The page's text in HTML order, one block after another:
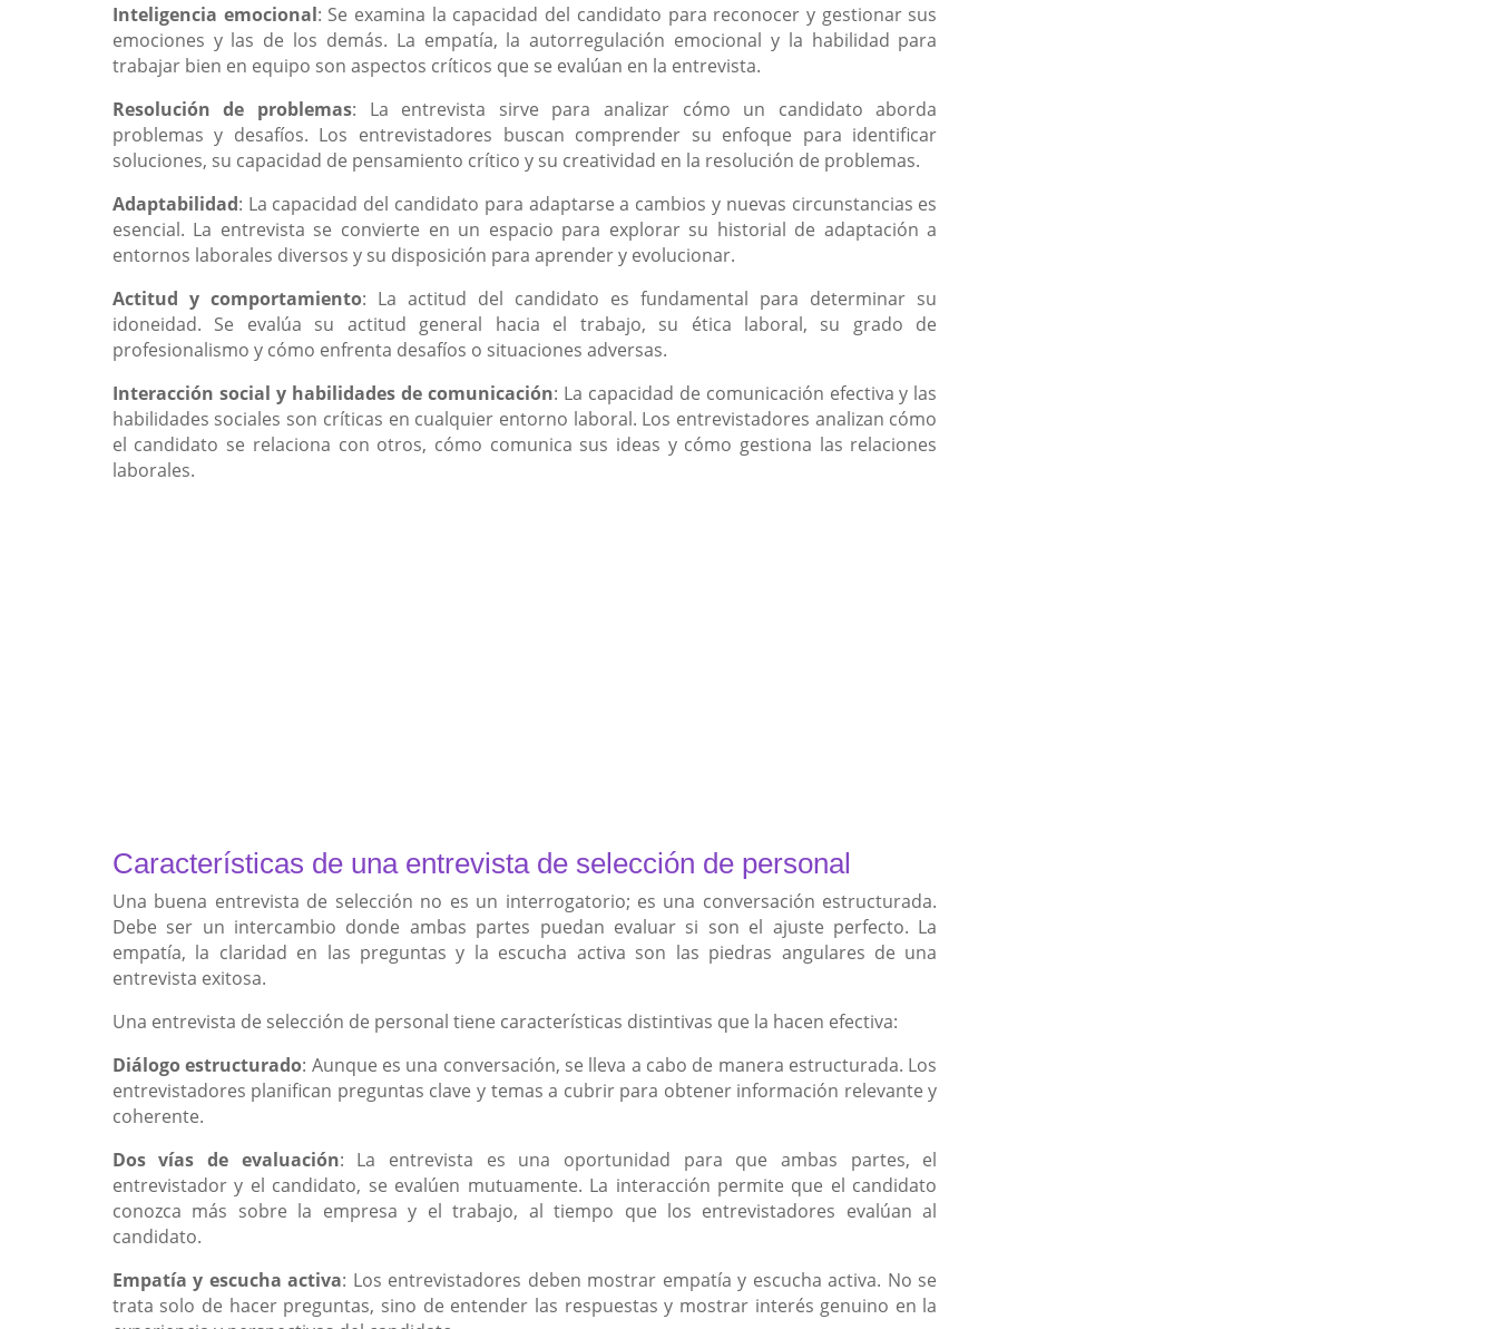
Inteligencia emocional: Se examina la capacidad del candidato para reconocer y gestionar sus
emociones y las de los demás. La empatía, la autorregulación emocional y la habilidad para
trabajar bien en equipo son aspectos críticos que se evalúan en la entrevista.
Resolución de problemas: La entrevista sirve para analizar cómo un candidato aborda
problemas y desafíos. Los entrevistadores buscan comprender su enfoque para identificar
soluciones, su capacidad de pensamiento crítico y su creatividad en la resolución de problemas.
Adaptabilidad: La capacidad del candidato para adaptarse a cambios y nuevas circunstancias es
esencial. La entrevista se convierte en un espacio para explorar su historial de adaptación a
entornos laborales diversos y su disposición para aprender y evolucionar.
Actitud y comportamiento: La actitud del candidato es fundamental para determinar su
idoneidad. Se evalúa su actitud general hacia el trabajo, su ética laboral, su grado de
profesionalismo y cómo enfrenta desafíos o situaciones adversas.
Interacción social y habilidades de comunicación: La capacidad de comunicación efectiva y las
habilidades sociales son críticas en cualquier entorno laboral. Los entrevistadores analizan cómo
el candidato se relaciona con otros, cómo comunica sus ideas y cómo gestiona las relaciones
laborales.
Características de una entrevista de selección de personal
Una buena entrevista de selección no es un interrogatorio; es una conversación estructurada.
Debe ser un intercambio donde ambas partes puedan evaluar si son el ajuste perfecto. La
empatía, la claridad en las preguntas y la escucha activa son las piedras angulares de una
entrevista exitosa.
Una entrevista de selección de personal tiene características distintivas que la hacen efectiva:
Diálogo estructurado: Aunque es una conversación, se lleva a cabo de manera estructurada. Los
entrevistadores planifican preguntas clave y temas a cubrir para obtener información relevante y
coherente.
Dos vías de evaluación: La entrevista es una oportunidad para que ambas partes, el
entrevistador y el candidato, se evalúen mutuamente. La interacción permite que el candidato
conozca más sobre la empresa y el trabajo, al tiempo que los entrevistadores evalúan al
candidato.
Empatía y escucha activa: Los entrevistadores deben mostrar empatía y escucha activa. No se
trata solo de hacer preguntas, sino de entender las respuestas y mostrar interés genuino en la